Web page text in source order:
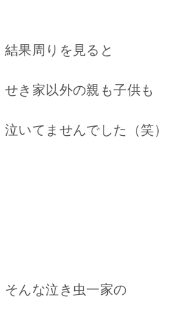
結果周りを見ると
せき家以外の親も子供も
泣いてませんでした（笑）
そんな泣き虫一家の